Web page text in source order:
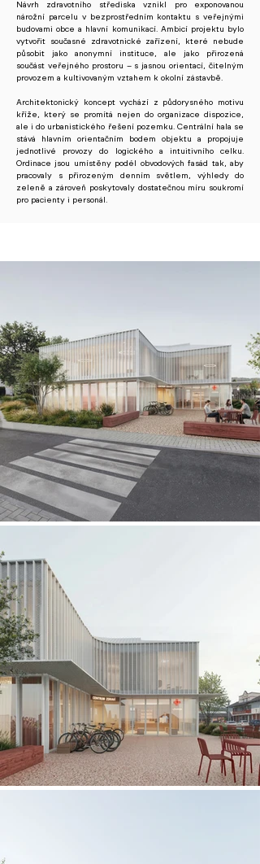
Návrh zdravotního střediska vznikl pro exponovanou
nárožní parcelu v bezprostředním kontaktu s veřejnými
budovami obce a hlavní komunikací. Ambicí projektu bylo
vytvořit současné zdravotnické zařízení, které nebude
působit jako anonymní instituce, ale jako přirozená
součást veřejného prostoru – s jasnou orientací, čitelným
provozem a kultivovaným vztahem k okolní zástavbě.
Architektonický koncept vychází z půdorysného motivu
kříže, který se promítá nejen do organizace dispozice,
ale i do urbanistického řešení pozemku. Centrální hala se
stává hlavním orientačním bodem objektu a propojuje
jednotlivé provozy do logického a intuitivního celku.
Ordinace jsou umístěny podél obvodových fasád tak, aby
pracovaly s přirozeným denním světlem, výhledy do
zeleně a zároveň poskytovaly dostatečnou míru soukromí
pro pacienty i personál.